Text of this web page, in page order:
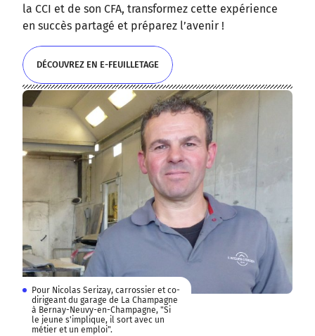
la CCI et de son CFA, transformez cette expérience
en succès partagé et préparez l’avenir !
DÉCOUVREZ EN E-FEUILLETAGE
DÉCOUVREZ EN E-FEUILLETAGE
Pour Nicolas Serizay, carrossier et co-
dirigeant du garage de La Champagne
à Bernay-Neuvy-en-Champagne, "Si
le jeune s'implique, il sort avec un
métier et un emploi".